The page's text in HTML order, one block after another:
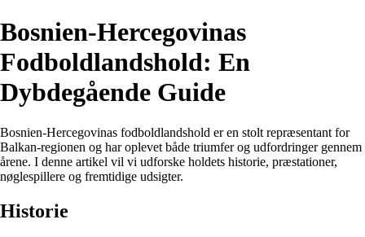
Bosnien-Hercegovinas
Fodboldlandshold: En
Dybdegående Guide
Bosnien-Hercegovinas fodboldlandshold er en stolt repræsentant for
Balkan-regionen og har oplevet både triumfer og udfordringer gennem
årene. I denne artikel vil vi udforske holdets historie, præstationer,
nøglespillere og fremtidige udsigter.
Historie